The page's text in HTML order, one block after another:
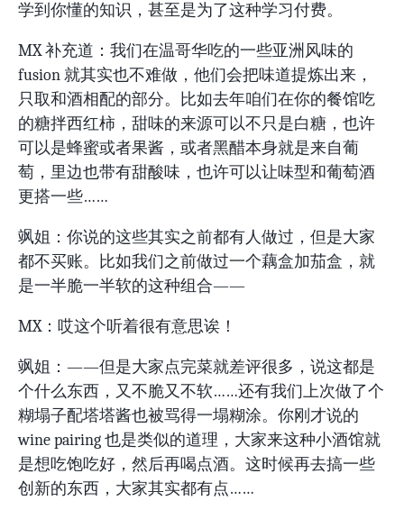
学到你懂的知识，甚至是为了这种学习付费。
MX 补充道：我们在温哥华吃的一些亚洲风味的
fusion 就其实也不难做，他们会把味道提炼出来，
只取和酒相配的部分。比如去年咱们在你的餐馆吃
的糖拌西红柿，甜味的来源可以不只是白糖，也许
可以是蜂蜜或者果酱，或者黑醋本身就是来自葡
萄，里边也带有甜酸味，也许可以让味型和葡萄酒
更搭一些……
飒姐：你说的这些其实之前都有人做过，但是大家
都不买账。比如我们之前做过一个藕盒加茄盒，就
是一半脆一半软的这种组合——
MX：哎这个听着很有意思诶！
飒姐：——但是大家点完菜就差评很多，说这都是
个什么东西，又不脆又不软……还有我们上次做了个
糊塌子配塔塔酱也被骂得一塌糊涂。你刚才说的
wine pairing 也是类似的道理，大家来这种小酒馆就
是想吃饱吃好，然后再喝点酒。这时候再去搞一些
创新的东西，大家其实都有点……